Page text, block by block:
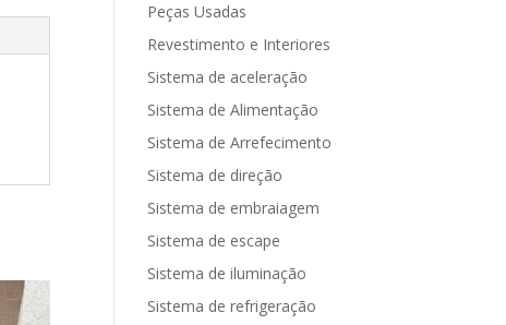
Peças Usadas
Revestimento e Interiores
Sistema de aceleração
Sistema de Alimentação
Sistema de Arrefecimento
Sistema de direção
Sistema de embraiagem
Sistema de escape
Sistema de iluminação
Sistema de refrigeração